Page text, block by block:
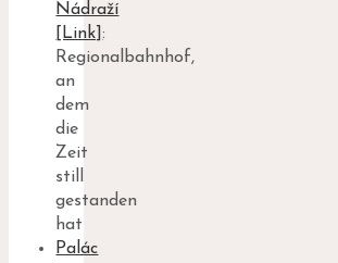
Nádraží
[Link]:
Regionalbahnhof,
an
dem
die
Zeit
still
gestanden
hat
Palác